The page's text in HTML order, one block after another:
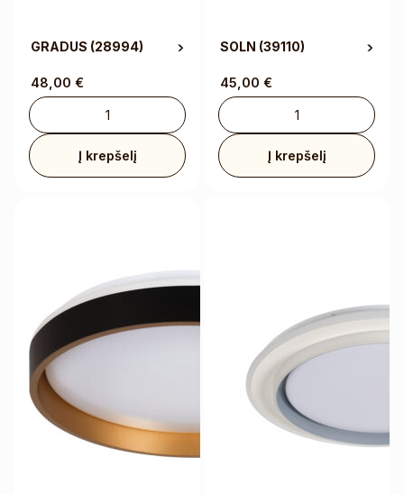
GRADUS (28994)
48,00 €
Į krepšelį
SOLN (39110)
45,00 €
Į krepšelį